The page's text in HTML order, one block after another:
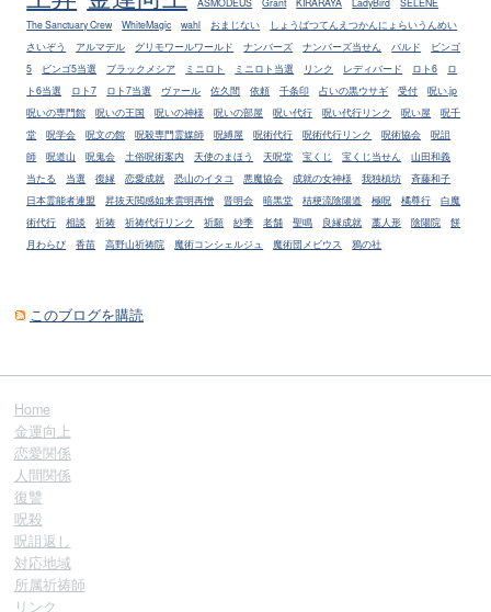
ASMODEUS Grant KIRARAYA LadyBird
SELENE
The Sanctuary Crew
WhiteMagic wahl おまじない
しょうばつてんえつかんにょらいうんめい
さいぞう
アルマデル グリモワールワールド ナンバーズ ナンバーズ当せん バルド
ビンゴ
5
ビンゴ5当選 ブラックメシア ミニロト ミニロト当選 リンク レディバード ロト6
ロ
ト6当選
ロト7 ロト7当選 ヴァール 佐久間 依頼 千条印 占いの黒ウサギ 受付
呪い.jp
呪いの専門館
呪いの王国 呪いの神様 呪いの部屋 呪い代行 呪い代行リンク 呪い屋
呪千
堂
呪学会 呪文の館 呪殺専門霊媒師 呪縛屋 呪術代行 呪術代行リンク 呪術協会
呪詛
師
呪道山 呪鬼会 土俗呪術案内 天使のまほう 天呪堂 宝くじ 宝くじ当せん
山田和義
当たる
当選 復縁 恋愛成就 恐山のイタコ 悪魔協会 成就の女神様 我独槙坊
斉藤和子
日本霊能者連盟
昇抜天閲感如来雲明再憎 晋明会 暗黒堂 桔梗流陰陽道 極呪 橘尊行
白魔
術代行
相談 祈祷 祈祷代行リンク 祈願 紗季 老舗 聖鳴 良縁成就 藁人形 陰陽院
餅
月わらび
香苗 高野山祈祷院 魔術コンシェルジュ 魔術団メビウス 鴉の社
このブログを購読
Home
金運向上
恋愛関係
人間関係
復讐
呪殺
呪詛返し
対応地域
所属祈祷師
リンク